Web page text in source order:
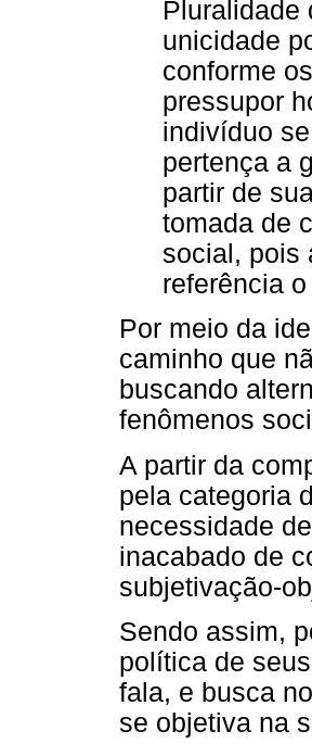
Pluralidade
unicidade
conforme
pressupor
indivíduo
pertença a
partir de
tomada de
social, pois
referência
Por meio da
caminho que
buscando
fenômenos
A partir da
pela categoria
necessidade
inacabado de
subjetivação-
Sendo assim,
política de
fala, e busca
se objetiva na